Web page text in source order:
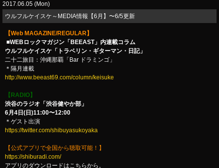
2017.06.05 (Mon)
ウルフルケイスケ～MEDIA情報【6月】〜6/5更新
【Web MAGAZINE/REGULAR】
■WEBロックマガジン「BEEAST」内連載コラム
ウルフルケイスケ「トラベリン・ギターマン・日記」
二十二旅目：沖縄那覇「Bar ドラミンゴ」
＊隔月連載
http://www.beeast69.com/column/keisuke
【RADIO】
渋谷のラジオ「渋谷健やか部」
6月4日(日)11:00〜12:00
＊ゲスト出演
https://twitter.com/shibuyasukoyaka
【公式アプリで全国から聴取可能！】
https://shiburadi.com/
アプリのダウンロードはこちらから。